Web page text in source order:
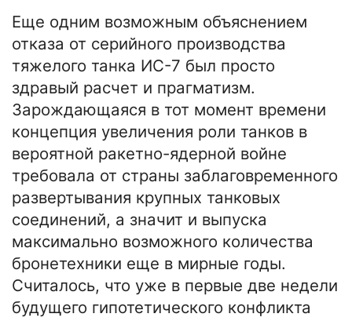
Еще одним возможным объяснением
отказа от серийного производства
тяжелого танка ИС-7 был просто
здравый расчет и прагматизм.
Зарождающаяся в тот момент времени
концепция увеличения роли танков в
вероятной ракетно-ядерной войне
требовала от страны заблаговременного
развертывания крупных танковых
соединений, а значит и выпуска
максимально возможного количества
бронетехники еще в мирные годы.
Считалось, что уже в первые две недели
будущего гипотетического конфликта